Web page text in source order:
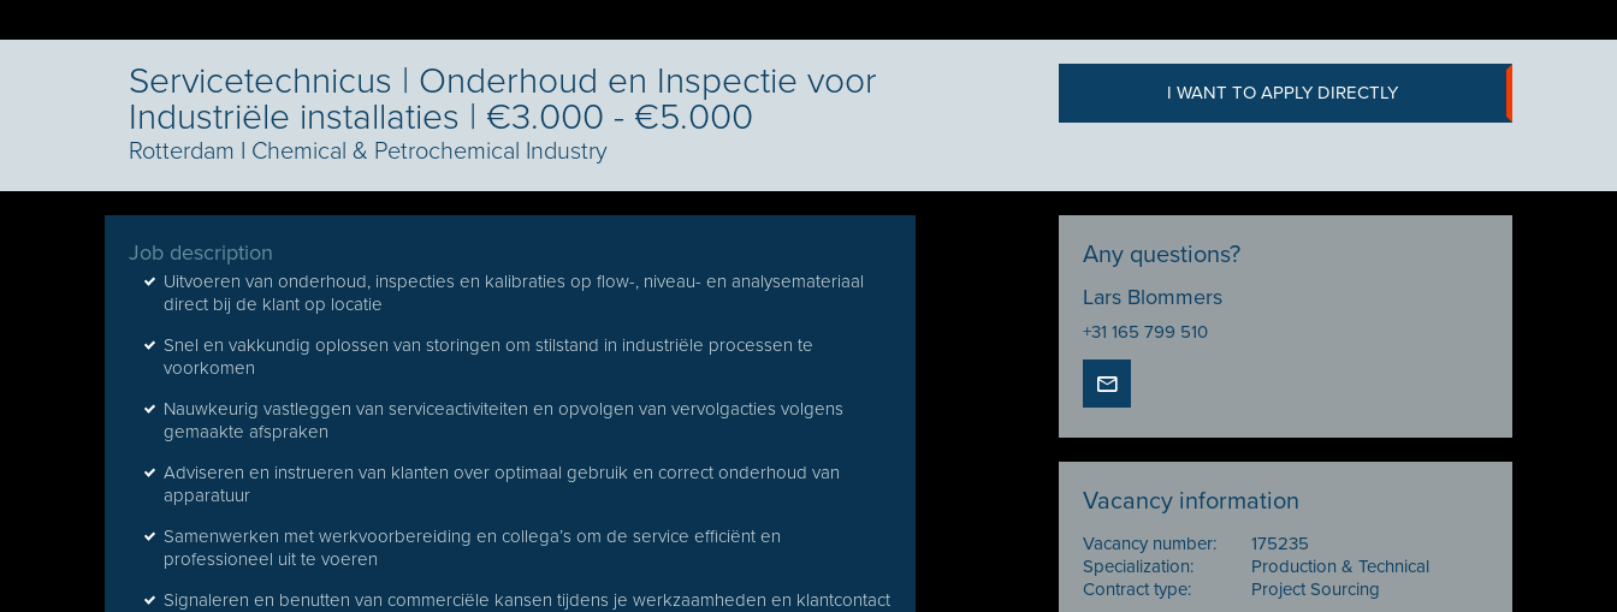
Servicetechnicus | Onderhoud en Inspectie voor
Industriële installaties | €3.000 - €5.000
Rotterdam I Chemical & Petrochemical Industry
I WANT TO APPLY DIRECTLY
Job description
Uitvoeren van onderhoud, inspecties en kalibraties op flow-, niveau- en analysemateriaal
direct bij de klant op locatie
Snel en vakkundig oplossen van storingen om stilstand in industriële processen te
voorkomen
Nauwkeurig vastleggen van serviceactiviteiten en opvolgen van vervolgacties volgens
gemaakte afspraken
Adviseren en instrueren van klanten over optimaal gebruik en correct onderhoud van
apparatuur
Samenwerken met werkvoorbereiding en collega’s om de service efficiënt en
professioneel uit te voeren
Signaleren en benutten van commerciële kansen tijdens je werkzaamheden en klantcontact
Any questions?
Lars Blommers
+31 165 799 510
Vacancy information
Vacancy number:
175235
Specialization:
Production & Technical
Contract type:
Project Sourcing